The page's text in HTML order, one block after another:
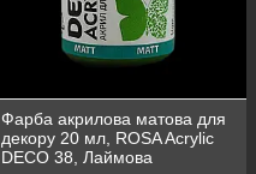
Фарба акрилова матова для
декору 20 мл, ROSA Acrylic
DECO 38, Лаймова